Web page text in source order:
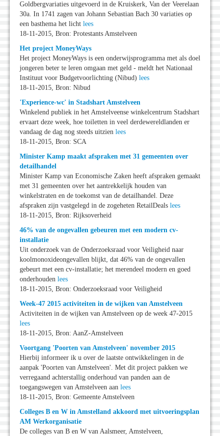
Goldbergvariaties uitgevoerd in de Kruiskerk, Van der Veerelaan
30a. In 1741 zagen van Johann Sebastian Bach 30 variaties op
een basthema het licht lees
18-11-2015, Bron: Protestants Amstelveen
Het project MoneyWays
Het project MoneyWays is een onderwijsprogramma met als doel
jongeren beter te leren omgaan met geld - meldt het Nationaal
Instituut voor Budgetvoorlichting (Nibud) lees
18-11-2015, Bron: Nibud
'Experience-wc' in Stadshart Amstelveen
Winkelend publiek in het Amstelveense winkelcentrum Stadshart
ervaart deze week, hoe toiletten in veel derdewereldlanden er
vandaag de dag nog steeds uitzien lees
18-11-2015, Bron: SCA
Minister Kamp maakt afspraken met 31 gemeenten over
detailhandel
Minister Kamp van Economische Zaken heeft afspraken gemaakt
met 31 gemeenten over het aantrekkelijk houden van
winkelstraten en de toekomst van de detailhandel. Deze
afspraken zijn vastgelegd in de zogeheten RetailDeals lees
18-11-2015, Bron: Rijksoverheid
46% van de ongevallen gebeuren met een modern cv-
installatie
Uit onderzoek van de Onderzoeksraad voor Veiligheid naar
koolmonoxideongevallen blijkt, dat 46% van de ongevallen
gebeurt met een cv-installatie; het merendeel modern en goed
onderhouden lees
18-11-2015, Bron: Onderzoeksraad voor Veiligheid
Week-47 2015 activiteiten in de wijken van Amstelveen
Activiteiten in de wijken van Amstelveen op de week 47-2015
lees
18-11-2015, Bron: AanZ-Amstelveen
Voortgang 'Poorten van Amstelveen' november 2015
Hierbij informeer ik u over de laatste ontwikkelingen in de
aanpak 'Poorten van Amstelveen'. Met dit project pakken we
verregaand achterstallig onderhoud van panden aan de
toegangswegen van Amstelveen aan lees
18-11-2015, Bron: Gemeente Amstelveen
Colleges B en W in Amstelland akkoord met uitvoeringsplan
AM Werkorganisatie
De colleges van B en W van Aalsmeer, Amstelveen,